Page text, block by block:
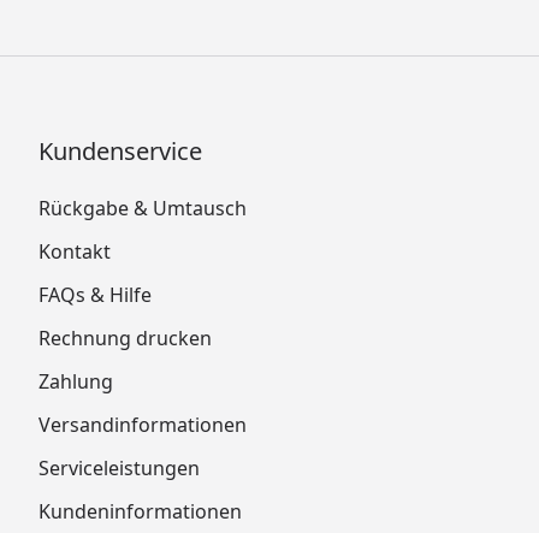
Kundenservice
Rückgabe & Umtausch
Kontakt
FAQs & Hilfe
Rechnung drucken
Zahlung
Versandinformationen
Serviceleistungen
Kundeninformationen